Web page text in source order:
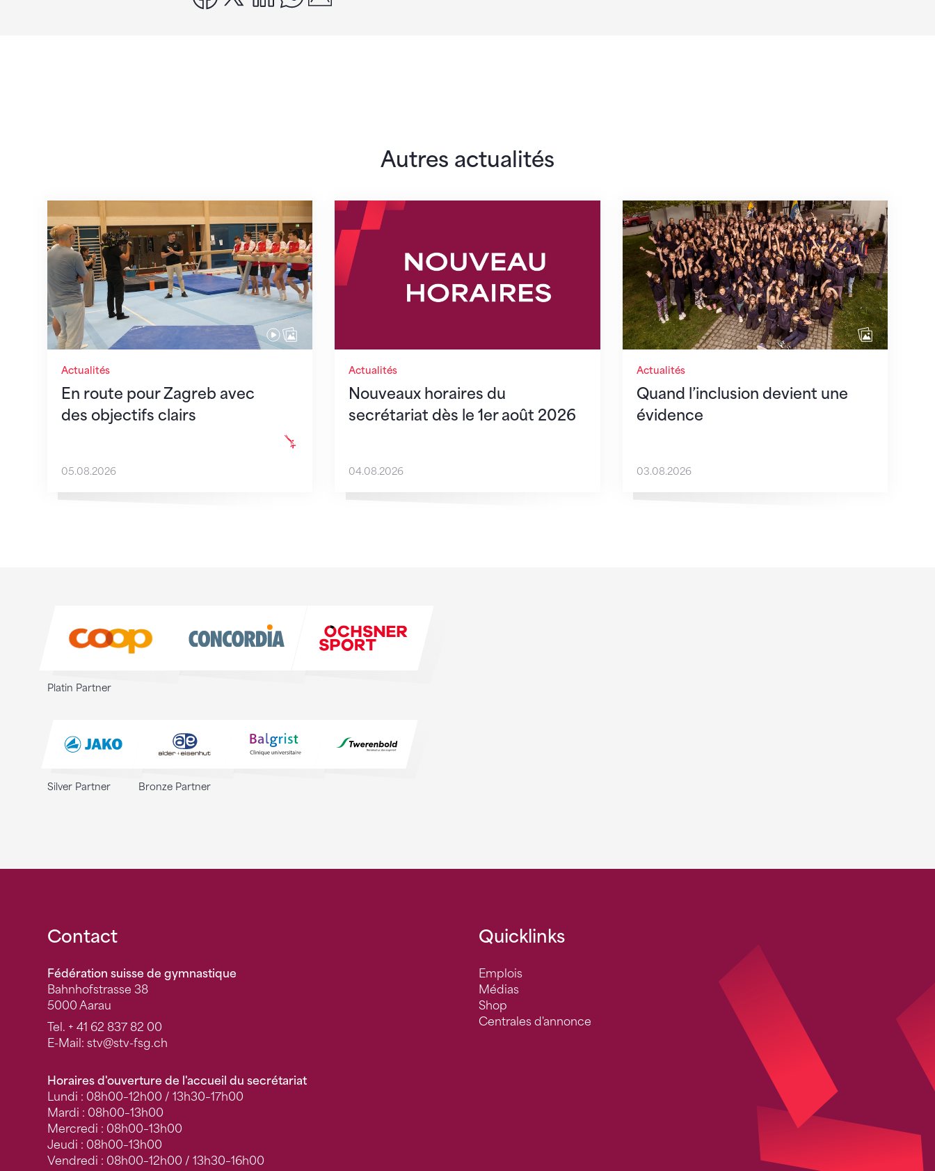
Autres actualités
Actualités
En route pour Zagreb avec
des objectifs clairs
En route pour Zagreb avec des objectifs clairs
05.08.2026
Actualités
Nouveaux horaires du
secrétariat dès le 1er août 2026
Nouveaux horaires du secrétariat dès le 1er août 2026
04.08.2026
Actualités
Quand l’inclusion devient une
évidence
Quand l’inclusion devient une évidence
03.08.2026
Platin Partner
Silver Partner Bronze Partner
Fusszeile
Contact
Fédération suisse de gymnastique
Bahnhofstrasse 38
5000 Aarau
Tel. + 41 62 837 82 00
E-Mail: stv@stv-fsg.ch
Horaires d'ouverture de l'accueil du secrétariat
Lundi : 08h00–12h00 / 13h30–17h00
Mardi : 08h00–13h00
Mercredi : 08h00–13h00
Jeudi : 08h00–13h00
Vendredi : 08h00–12h00 / 13h30–16h00
Quicklinks
Emplois
Médias
Shop
Centrales d'annonce